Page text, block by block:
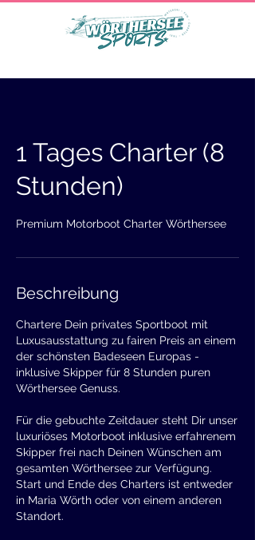
1 Tages Charter (8
Stunden)
Premium Motorboot Charter Wörthersee
Beschreibung
Chartere Dein privates Sportboot mit
Luxusausstattung zu fairen Preis an einem
der schönsten Badeseen Europas -
inklusive Skipper für 8 Stunden puren
Wörthersee Genuss.
Für die gebuchte Zeitdauer steht Dir unser
luxuriöses Motorboot inklusive erfahrenem
Skipper frei nach Deinen Wünschen am
gesamten Wörthersee zur Verfügung.
Start und Ende des Charters ist entweder
in Maria Wörth oder von einem anderen
Standort.